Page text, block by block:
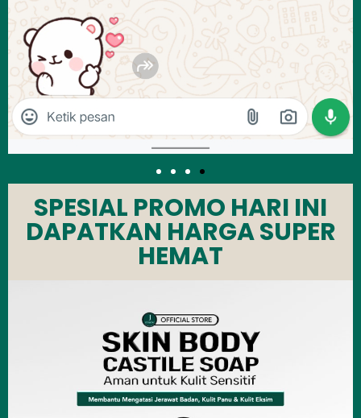
SPESIAL PROMO HARI INI
DAPATKAN HARGA SUPER
HEMAT